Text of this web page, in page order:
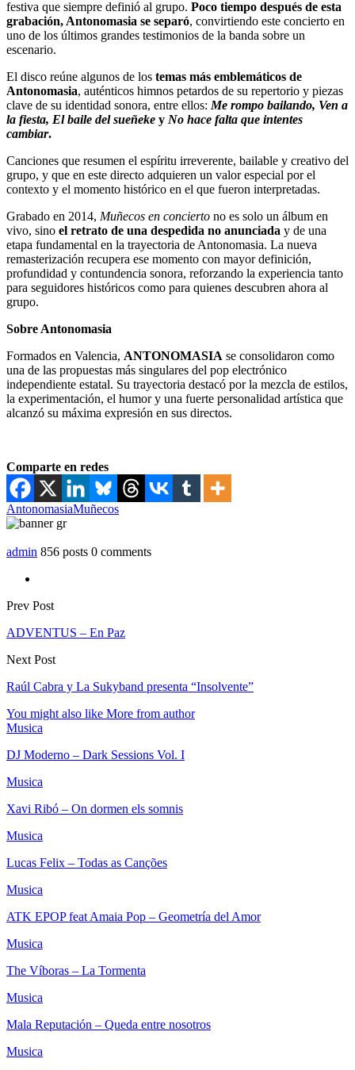
festiva que siempre definió al grupo. Poco tiempo después de esta
grabación, Antonomasia se separó, convirtiendo este concierto en
uno de los últimos grandes testimonios de la banda sobre un
escenario.
El disco reúne algunos de los temas más emblemáticos de
Antonomasia, auténticos himnos petardos de su repertorio y piezas
clave de su identidad sonora, entre ellos: Me rompo bailando, Ven a
la fiesta, El baile del sueñeke y No hace falta que intentes
cambiar.
Canciones que resumen el espíritu irreverente, bailable y creativo del
grupo, y que en este directo adquieren un valor especial por el
contexto y el momento histórico en el que fueron interpretadas.
Grabado en 2014, Muñecos en concierto no es solo un álbum en
vivo, sino el retrato de una despedida no anunciada y de una
etapa fundamental en la trayectoria de Antonomasia. La nueva
remasterización recupera ese momento con mayor definición,
profundidad y contundencia sonora, reforzando la experiencia tanto
para seguidores históricos como para quienes descubren ahora al
grupo.
Sobre Antonomasia
Formados en Valencia, ANTONOMASIA se consolidaron como
una de las propuestas más singulares del pop electrónico
independiente estatal. Su trayectoria destacó por la mezcla de estilos,
la experimentación, el humor y una fuerte personalidad artística que
alcanzó su máxima expresión en sus directos.
Comparte en redes
AntonomasiaMuñecos
admin 856 posts 0 comments
Prev Post
ADVENTUS – En Paz
Next Post
Raúl Cabra y La Sukyband presenta “Insolvente”
You might also like More from author
Musica
DJ Moderno – Dark Sessions Vol. I
Musica
Xavi Ribó – On dormen els somnis
Musica
Lucas Felix – Todas as Canções
Musica
ATK EPOP feat Amaia Pop – Geometría del Amor
Musica
The Víboras – La Tormenta
Musica
Mala Reputación – Queda entre nosotros
Musica